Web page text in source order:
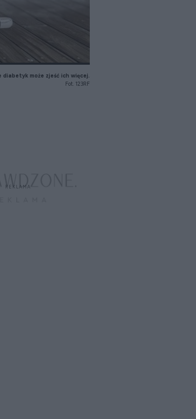
diabetyk może zjeść ich więcej.
Fot. 123RF